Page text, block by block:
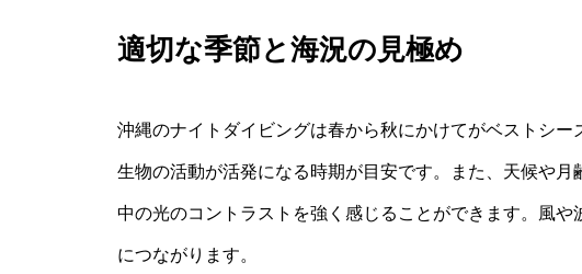
適切な季節と海況の見極め
沖縄のナイトダイビングは春から秋にかけてがベストシ
生物の活動が活発になる時期が目安です。また、天候や
中の光のコントラストを強く感じることができます。風
につながります。